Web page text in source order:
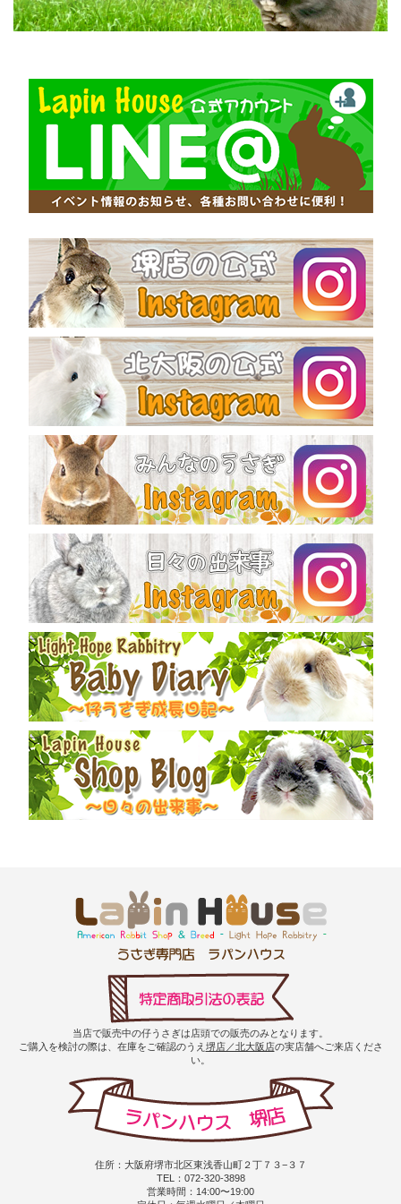
当店で販売中の仔うさぎは店頭での販売のみとなります。
ご購入を検討の際は、在庫をご確認のうえ 堺店／北大阪店の実店舗へご来店くださ
い。
住所：大阪府堺市北区東浅香山町２丁７３−３７
TEL：072-320-3898
営業時間：14:00〜19:00